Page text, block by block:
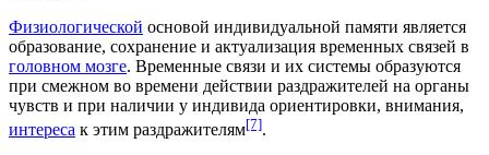
Физиологической основой индивидуальной памяти является
образование, сохранение и актуализация временных связей в
головном мозге. Временные связи и их системы образуются
при смежном во времени действии раздражителей на органы
чувств и при наличии у индивида ориентировки, внимания,
интереса к этим раздражителям[7].